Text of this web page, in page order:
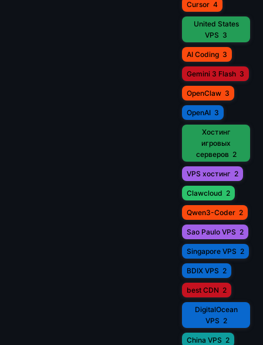
Cursor 4
United States
VPS 3
AI Coding 3
Gemini 3 Flash 3
OpenClaw 3
OpenAI 3
Хостинг
игровых
серверов 2
VPS хостинг 2
Clawcloud 2
Qwen3-Coder 2
Sao Paulo VPS 2
Singapore VPS 2
BDIX VPS 2
best CDN 2
DigitalOcean
VPS 2
China VPS 2